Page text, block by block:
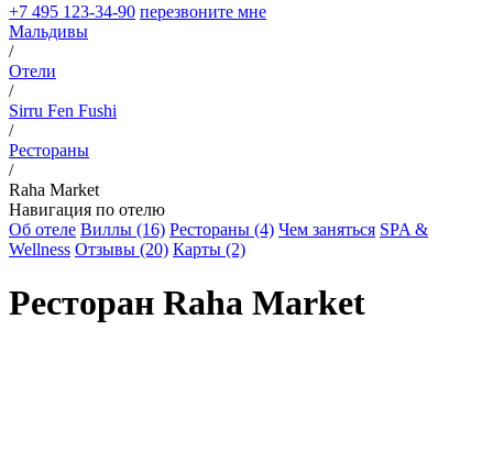
+7 495 123-34-90 перезвоните мне
Мальдивы
/
Отели
/
Sirru Fen Fushi
/
Рестораны
/
Raha Market
Навигация по отелю
Об отеле Виллы (16) Рестораны (4) Чем заняться SPA &
Wellness Отзывы (20) Карты (2)
Ресторан Raha Market